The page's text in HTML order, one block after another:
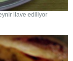
ilave ediliyor